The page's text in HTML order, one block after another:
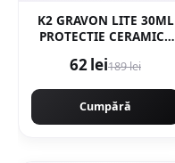
K2 GRAVON LITE 30ML
PROTECTIE CERAMICA
62 lei189 lei
Cumpără